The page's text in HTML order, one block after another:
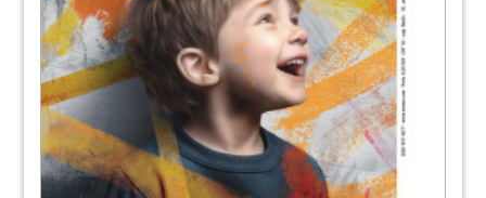
36Veneers und Begleitleistungen abrechnen
Judith Müller
37W&H Deutschland GmbH
38Regresssicher dokumentieren!